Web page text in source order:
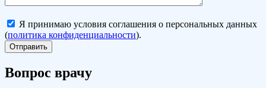
Я принимаю условия соглашения о персональных данных
(политика конфиденциальности).
Вопрос врачу